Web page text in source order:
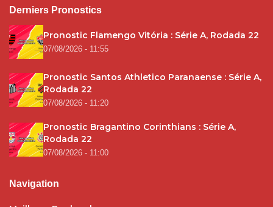
Derniers Pronostics
Pronostic Flamengo Vitória : Série A, Rodada 22
07/08/2026 - 11:55
Pronostic Santos Athletico Paranaense : Série A,
Rodada 22
07/08/2026 - 11:20
Pronostic Bragantino Corinthians : Série A,
Rodada 22
07/08/2026 - 11:00
Navigation